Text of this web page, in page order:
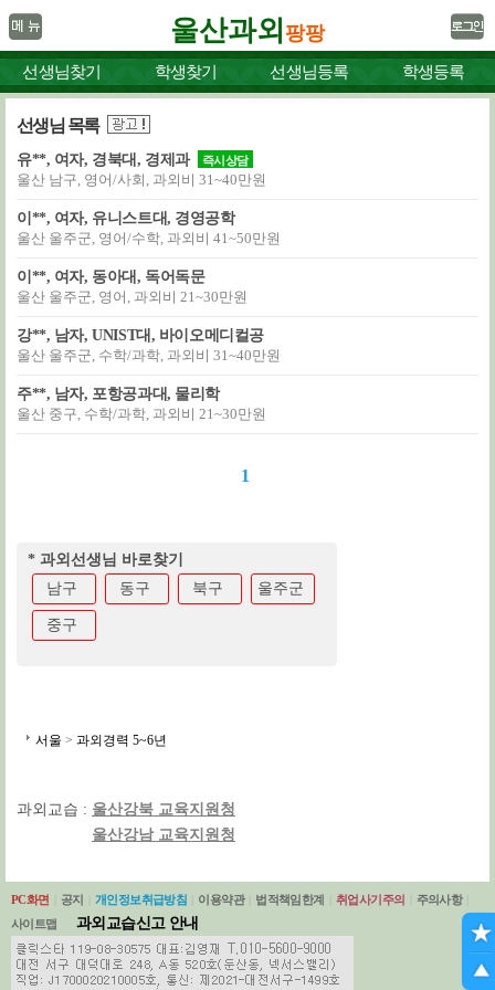
울산과외 팡팡
선생님찾기 학생찾기 선생님등록 학생등록
선생님 목록
유**, 여자, 경북대, 경제과 즉시상담
울산 남구, 영어/사회, 과외비 31~40만원
이**, 여자, 유니스트대, 경영공학
울산 울주군, 영어/수학, 과외비 41~50만원
이**, 여자, 동아대, 독어독문
울산 울주군, 영어, 과외비 21~30만원
강**, 남자, UNIST대, 바이오메디컬공
울산 울주군, 수학/과학, 과외비 31~40만원
주**, 남자, 포항공과대, 물리학
울산 중구, 수학/과학, 과외비 21~30만원
1
* 과외선생님 바로찾기
남구
동구 북구 울주군
중구
서울 > 과외경력 5~6년
과외교습 : 울산강북 교육지원청
울산강남 교육지원청
PC화면 공지 개인정보취급방침 이용약관 법적책임한계 취업사기주의 주의사항
사이트맵
과외교습신고 안내